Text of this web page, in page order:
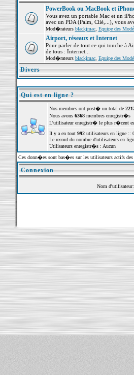
PowerBook ou MacBook et
Vous avez un portable Mac et un
avec un PDA (Palm, Clié,...), vous
Mod�rateurs blackjmac, Equipe des
Airport, réseaux et Internet
Pour parler de tout ce qui touche à
de tous : Internet...
Mod�rateurs blackjmac, Equipe des
Divers
Qui est en ligne ?
Nos membres ont post� un total de
Nous avons 6368membres enregistr�s
L'utilisateur enregistr� le plus r�cent
Il y a en tout 992utilisateurs en ligne
Le record du nombre d'utilisateurs en
Utilisateurs enregistr�s : Aucun
Ces donn�es sont bas�es sur les utilisateurs actifs
Connexion
Nom d'utilisateur: